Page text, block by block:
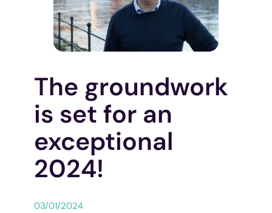
The groundwork
is set for an
exceptional
2024!
03/01/2024